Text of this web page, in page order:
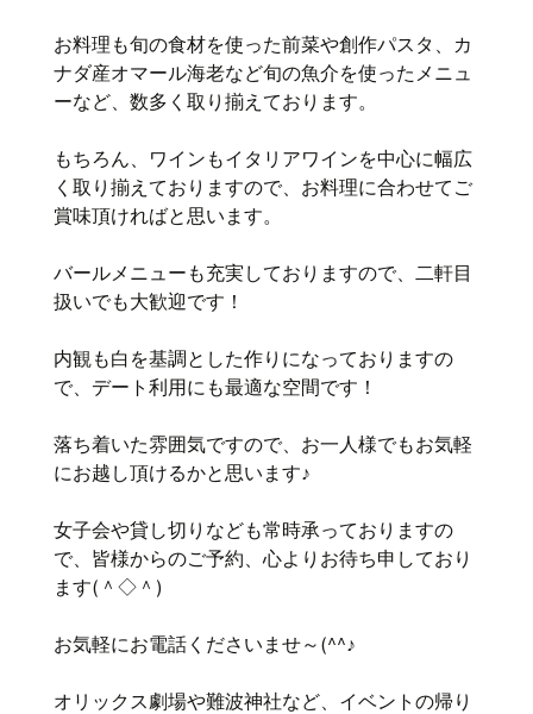
お料理も旬の食材を使った前菜や創作パスタ、カ
ナダ産オマール海老など旬の魚介を使ったメニュ
ーなど、数多く取り揃えております。
もちろん、ワインもイタリアワインを中心に幅広
く取り揃えておりますので、お料理に合わせてご
賞味頂ければと思います。
バールメニューも充実しておりますので、二軒目
扱いでも大歓迎です！
内観も白を基調とした作りになっておりますの
で、デート利用にも最適な空間です！
落ち着いた雰囲気ですので、お一人様でもお気軽
にお越し頂けるかと思います♪
女子会や貸し切りなども常時承っておりますの
で、皆様からのご予約、心よりお待ち申しており
ます(＾◇＾)
お気軽にお電話くださいませ～(^^♪
オリックス劇場や難波神社など、イベントの帰り